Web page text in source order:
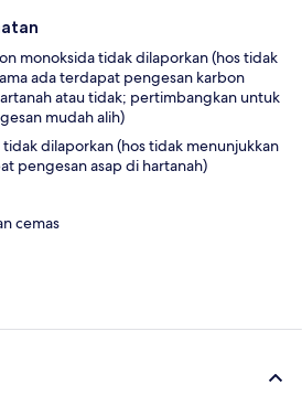
monoksida tidak dilaporkan (hos tidak
ada terdapat pengesan karbon
atau tidak; pertimbangkan untuk
mudah alih)
tidak dilaporkan (hos tidak menunjukkan
pengesan asap di hartanah)
cemas